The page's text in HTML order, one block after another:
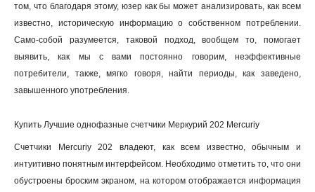
том, что благодаря этому, юзер как бы может анализировать, как всем
известно, историческую информацию о собственном потреблении.
Само-собой разумеется, таковой подход, вообщем то, помогает
выявить, как мы с вами постоянно говорим, неэффективные
потребители, также, мягко говоря, найти периоды, как заведено,
завышенного употребления.
Купить Лучшие однофазные счетчики Меркурий 202 Mercuriy
Счетчики Mercuriy 202 владеют, как всем известно, обычным и
интуитивно понятным интерфейсом. Необходимо отметить то, что они
обустроены броским экраном, на котором отображается информация